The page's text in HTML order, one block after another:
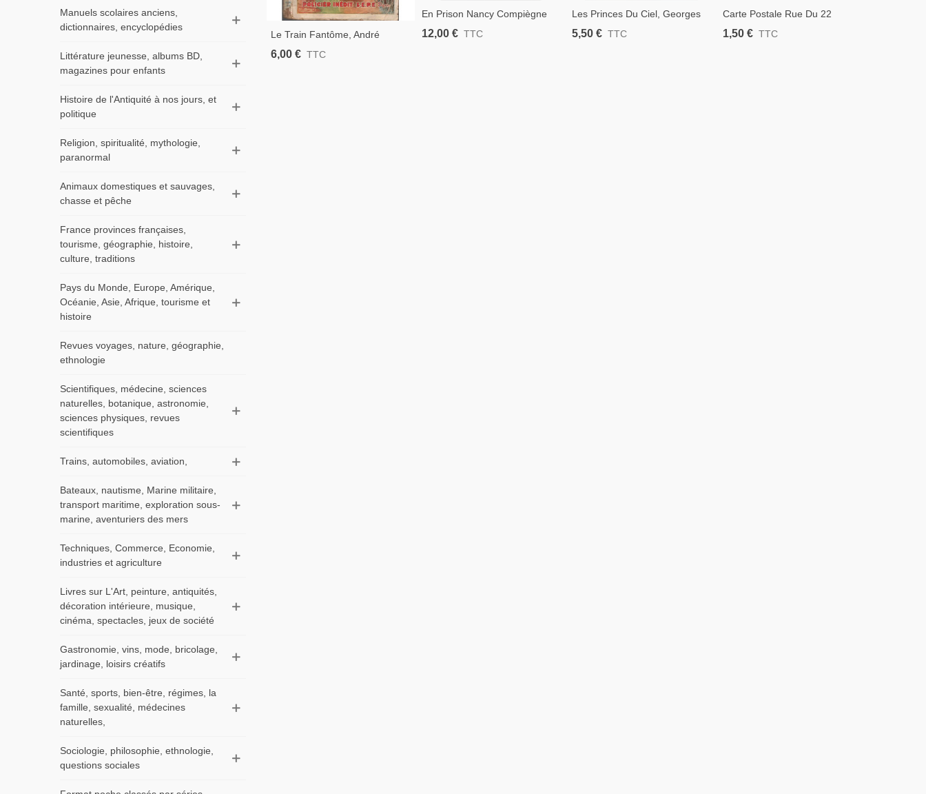
Manuels scolaires anciens,
dictionnaires, encyclopédies
Littérature jeunesse, albums BD,
magazines pour enfants
Histoire de l'Antiquité à nos jours, et
politique
Religion, spiritualité, mythologie,
paranormal
Animaux domestiques et sauvages,
chasse et pêche
France provinces françaises,
tourisme, géographie, histoire,
culture, traditions
Pays du Monde, Europe, Amérique,
Océanie, Asie, Afrique, tourisme et
histoire
Revues voyages, nature, géographie,
ethnologie
Scientifiques, médecine, sciences
naturelles, botanique, astronomie,
sciences physiques, revues
scientifiques
Trains, automobiles, aviation,
Bateaux, nautisme, Marine militaire,
transport maritime, exploration sous-
marine, aventuriers des mers
Techniques, Commerce, Economie,
industries et agriculture
Livres sur L'Art, peinture, antiquités,
décoration intérieure, musique,
cinéma, spectacles, jeux de société
Gastronomie, vins, mode, bricolage,
jardinage, loisirs créatifs
Santé, sports, bien-être, régimes, la
famille, sexualité, médecines
naturelles,
Sociologie, philosophie, ethnologie,
questions sociales
Le Train Fantôme, André
Liaunet, 1948 - Roman Policier,
6,00 € TTC
En Prison Nancy Compiègne
Buchenwald, Emile Fournier -
12,00 € TTC
Les Princes Du Ciel, Georges
Blond, 1951 - Aviation Militaire,
5,50 € TTC
Carte Postale Rue Du 22
Novembre, Strasbourg, 1930 -
1,50 € TTC